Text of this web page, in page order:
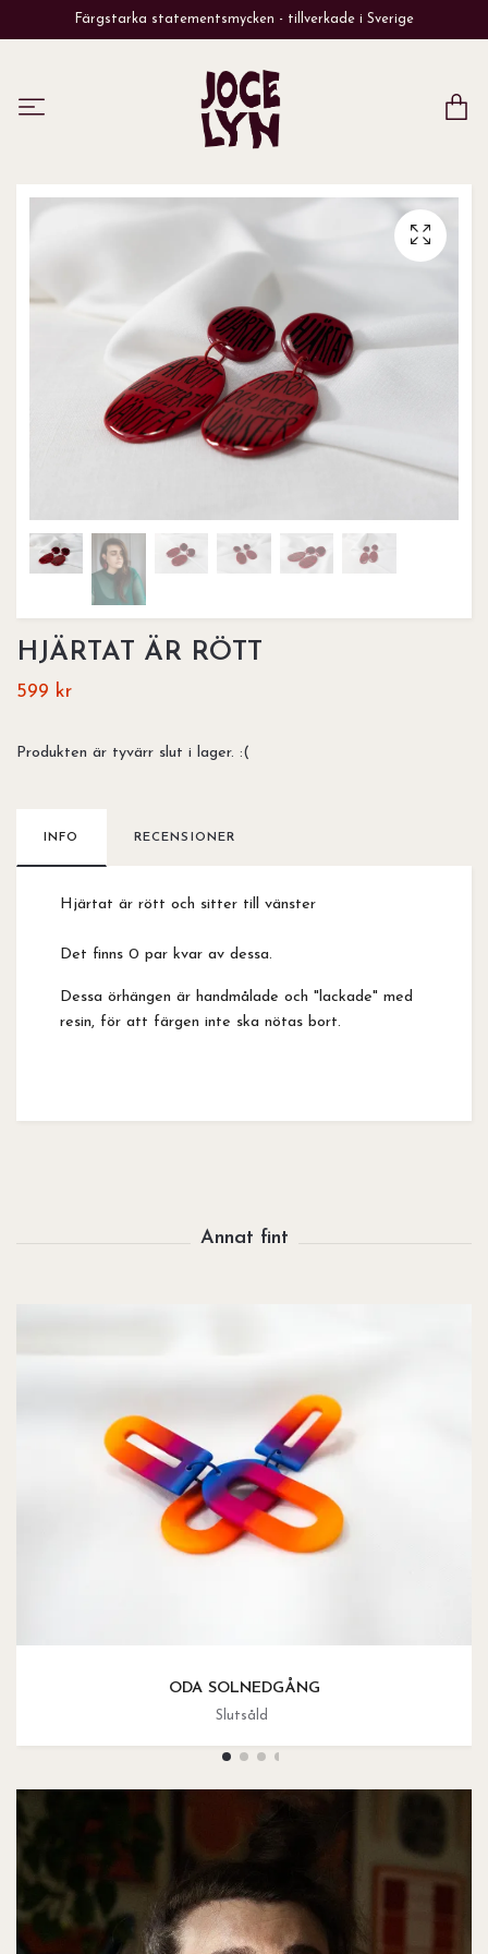
Färgstarka statementsmycken - tillverkade i Sverige
HJÄRTAT ÄR RÖTT
599 kr
Produkten är tyvärr slut i lager. :(
INFO RECENSIONER
Hjärtat är rött och sitter till vänster
Det finns 0 par kvar av dessa.
Dessa örhängen är handmålade och "lackade" med
resin, för att färgen inte ska nötas bort.
ODA SOLNEDGÅNG
Slutsåld